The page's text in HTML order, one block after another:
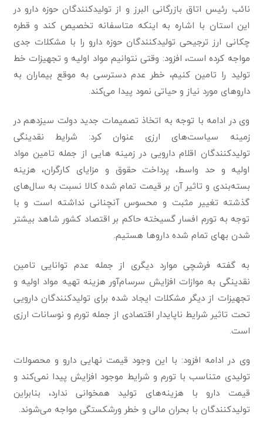
نائب رئیس اتاق بازرگانی البرز و از تولیدکنندگان حوزه دارو در
این استان با اشاره به اینکه متاسفانه تخصیص کند و قطره
چکانی ارز ترجیحی تولیدکنندگان حوزه دارو را با مشکلات جدی
مواجه کرده است، افزود: وقتی نتوانیم مواد اولیه و تجهیزات خط
تولید را تامین کنیم، خطر عدم دسترسی به موقع بیماران به
داروهای مورد نیاز و حیاتی نمود پیدا می‌کند.
وی در ادامه با توجه به اتخاذ تصمیمات جدید دولت سیزدهم در
زمینه سیاست‌های ارزی عنوان کرد: شرایط نقدینگی
تولید‌کنند‌گان اقلام دارویی در زمینه هایی از جمله تامین مواد
اولیه و حد واسط، پرداخت حقوق و مزایای کارگران، هزینه
بسته‌بندی و تاثیر آن بر قیمت تمام شده کالا نسبت به سال‌های
گذشته تغییر مثبت و محسوس آنچنانی نداشته است و با
توجه به تورم افسار گسیخته حاکم بر اقتصاد کشور شاهد بیشتر
شدن بهای تمام شده داروها هستیم.
به گفته فرشچی موارد دیگری از جمله عدم توانایی تامین
نقدینگی به موازات افزایش سرسام‌آور هزینه تهیه مواد اولیه و
تجهیزات از دیگر مشکلات ایجاد شده برای تولیدکنندگان دارویی
تحت تاثیر شرایط ناپایدار اقتصادی از جمله تورم و نوسانات ارزی
است.
وی در ادامه افزود: با این وجود قیمت نهایی دارو و محصولات
تولیدی متناسب با تورم و شرایط موجود افزایش پیدا نمی‌کند و
قیمت دارو با هزینه‌های تولید همخوانی ندارد، بنا‌براین
تولید‌کنند‌گان با بحران مالی و خطر ورشکستگی مواجه می‌شوند.